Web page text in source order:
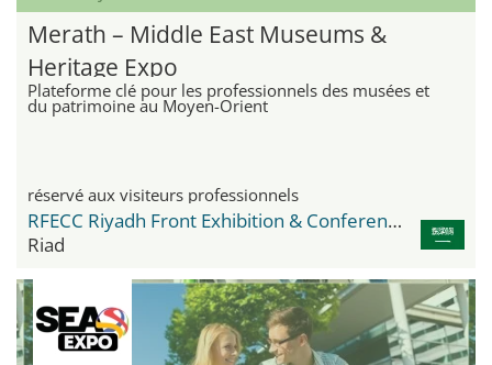
Merath – Middle East Museums &
Heritage Expo
Plateforme clé pour les professionnels des musées et
du patrimoine au Moyen-Orient
réservé aux visiteurs professionnels
RFECC Riyadh Front Exhibition & Conference Center
Riad